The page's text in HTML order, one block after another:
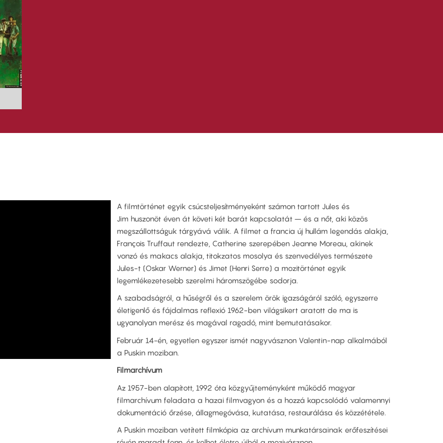
A filmtörténet egyik csúcsteljesítményeként számon tartott Jules és
Jim huszonöt éven át követi két barát kapcsolatát – és a nőt, aki közös
megszállottságuk tárgyává válik. A filmet a francia új hullám legendás alakja,
François Truffaut rendezte, Catherine szerepében Jeanne Moreau, akinek
vonzó és makacs alakja, titokzatos mosolya és szenvedélyes természete
Jules-t (Oskar Werner) és Jimet (Henri Serre) a mozitörténet egyik
legemlékezetesebb szerelmi háromszögébe sodorja.
A szabadságról, a hűségről és a szerelem örök igazságáról szóló, egyszerre
életigenlő és fájdalmas reflexió 1962-ben világsikert aratott de ma is
ugyanolyan merész és magával ragadó, mint bemutatásakor.
Február 14-én, egyetlen egyszer ismét nagyvásznon Valentin-nap alkalmából
a Puskin moziban.
Filmarchívum
Az 1957-ben alapított, 1992 óta közgyűjteményként működő magyar
filmarchívum feladata a hazai filmvagyon és a hozzá kapcsolódó valamennyi
dokumentáció őrzése, állagmegóvása, kutatása, restaurálása és közzététele.
A Puskin moziban vetített filmkópia az archívum munkatársainak erőfeszítései